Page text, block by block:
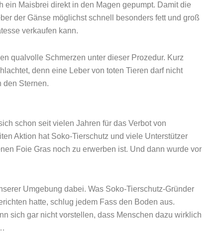
ein Maisbrei direkt in den Magen gepumpt. Damit die
der Gänse möglichst schnell besonders fett und groß
verkaufen kann.
qualvolle Schmerzen unter dieser Prozedur. Kurz
denn eine Leber von toten Tieren darf nicht
den Sternen.
schon seit vielen Jahren für das Verbot von
Aktion hat Soko-Tierschutz und viele Unterstützer
Foie Gras noch zu erwerben ist. Und dann wurde vor
Umgebung dabei. Was Soko-Tierschutz-Gründer
hatte, schlug jedem Fass den Boden aus.
sich gar nicht vorstellen, dass Menschen dazu wirklich